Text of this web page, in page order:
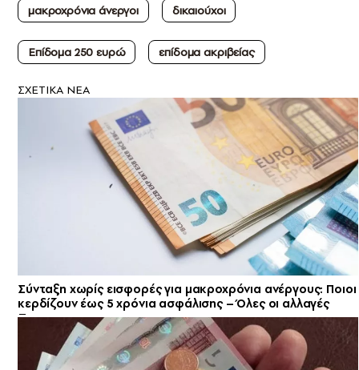
μακροχρόνια άνεργοι
δικαιούχοι
Επίδομα 250 ευρώ επίδομα ακριβείας
ΣXETIKA NEA
Σύνταξη χωρίς εισφορές για μακροχρόνια ανέργους: Ποιοι
κερδίζουν έως 5 χρόνια ασφάλισης – Όλες οι αλλαγές